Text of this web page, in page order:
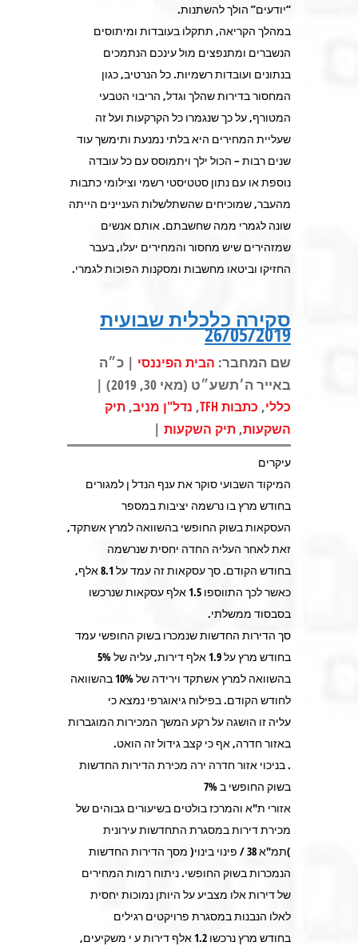
“יודעים” הולך להשתנות.
במהלך הקריאה, תתקלו בעובדות ומיתוסים
הנשברים ומתנפצים מול עינכם הנתמכים
בנתונים ועובדות רשמיות. כל הנרטיב, כגון
המחסור בדירות שהלך וגדל, הריבוי הטבעי
המטורף, על כך שנגמרו כל הקרקעות ועל זה
שעליית המחירים היא בלתי נמנעת ותימשך עוד
שנים רבות – הכול ילך ויתמוסס עם כל עובדה
נוספת או עם נתון סטטיסטי רשמי וצילומי כתבות
מהעבר, שמוכיחים שהשתלשלות העניינים הייתה
שונה לגמרי ממה שחשבתם. אותם אנשים
שמזהירים שיש מחסור והמחירים יעלו, בעבר
החזיקו וביטאו מחשבות ומסקנות הפוכות לגמרי.
סקירה כלכלית שבועית
26/05/2019
שם המחבר: הבית הפיננסי | כ״ה
באייר ה׳תשע״ט (מאי 30, 2019) |
כללי, כתבות TFH , נדל"ן מניב, תיק
השקעות, תיק השקעות |
עיקרים
המיקוד השבועי סוקר את ענף הנדל ן למגורים
בחודש מרץ בו נרשמה יציבות במספר
העסקאות בשוק החופשי בהשוואה למרץ אשתקד,
זאת לאחר העליה החדה יחסית שנרשמה
בחודש הקודם. סך עסקאות זה עמד על 8.1 אלף,
כאשר לכך התווספו 1.5 אלף עסקאות שנרכשו
בסבסוד ממשלתי.
סך הדירות החדשות שנמכרו בשוק החופשי עמד
בחודש מרץ על 1.9 אלף דירות, עליה של 5%
בהשוואה למרץ אשתקד וירידה של 10% בהשוואה
לחודש הקודם. בפילוח גיאוגרפי נמצא כי
עליה זו הושגה על רקע המשך המכירות המוגברות
באזור חדרה, אף כי קצב גידול זה הואט.
. בניכוי אזור חדרה ירה מכירת הדירות החדשות
בשוק החופשי ב 7%
אזורי ת"א והמרכז בולטים בשיעורים גבוהים של
מכירת דירות במסגרת התחדשות עירונית
)תמ"א 38 / פינוי בינוי( מסך הדירות החדשות
הנמכרות בשוק החופשי. ניתוח רמות המחירים
של דירות אלו מצביע על היותן נמוכות יחסית
לאלו הנבנות במסגרת פרויקטים רגילים
בחודש מרץ נרכשו 1.2 אלף דירות ע י משקיעים,